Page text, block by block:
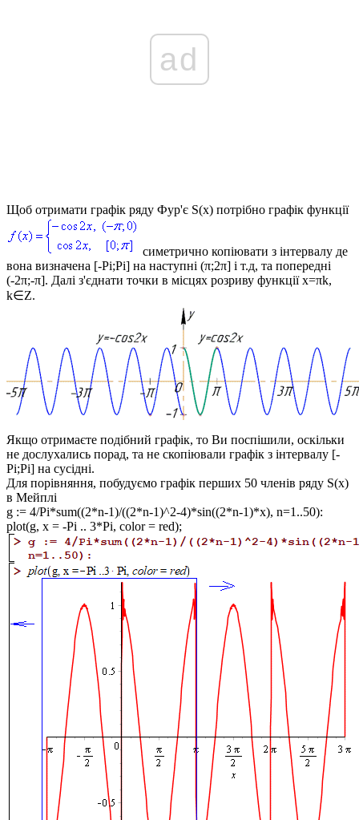
ad
Щоб отримати графік ряду Фур'є S(x) потрібно графік функції
симетрично копіювати з інтервалу де
вона визначена [-Pi;Pi] на наступні (π;2π] і т.д, та попередні
(-2π;-π]. Далі з'єднати точки в місцях розриву функціїx=πk,
k∈Z.
Якщо отримаєте подібний графік, то Ви поспішили, оскільки
не дослухались порад, та не скопіювали графік з інтервалу [-
Pi;Pi] на сусідні.
Для порівняння, побудуємо графік перших 50 членів ряду S(x)
в Мейплі
g := 4/Pi*sum((2*n-1)/((2*n-1)^2-4)*sin((2*n-1)*x), n=1..50):
plot(g, x = -Pi .. 3*Pi, color = red);